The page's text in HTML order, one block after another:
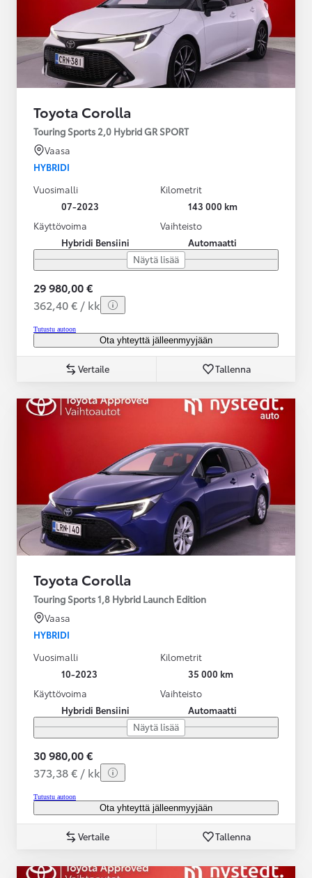
Toyota Corolla
Touring Sports 2,0 Hybrid GR SPORT
Vaasa
HYBRIDI
Vuosimalli
07-2023
Kilometrit
143 000 km
Käyttövoima
Hybridi Bensiini
Vaihteisto
Automaatti
Näytä lisää
29 980,00 €
362,40 € / kk
Tutustu autoon
Ota yhteyttä jälleenmyyjään
Vertaile Tallenna
Toyota Corolla
Touring Sports 1,8 Hybrid Launch Edition
Vaasa
HYBRIDI
Vuosimalli
10-2023
Kilometrit
35 000 km
Käyttövoima
Hybridi Bensiini
Vaihteisto
Automaatti
Näytä lisää
30 980,00 €
373,38 € / kk
Tutustu autoon
Ota yhteyttä jälleenmyyjään
Vertaile Tallenna